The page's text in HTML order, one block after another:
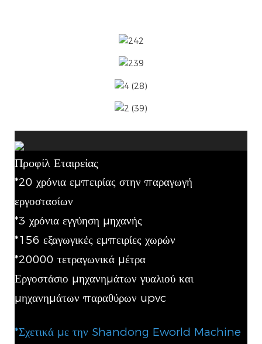
Προφίλ Εταιρείας
*20 χρόνια εμπειρίας στην παραγωγή
εργοστασίων
*3 χρόνια εγγύηση μηχανής
*156 εξαγωγικές εμπειρίες χωρών
*20000 τετραγωνικά μέτρα
Εργοστάσιο μηχανημάτων γυαλιού και
μηχανημάτων παραθύρων upvc
*Σχετικά με την Shandong Eworld Machine